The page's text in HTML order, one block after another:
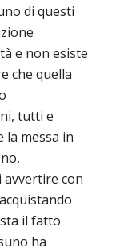
di questi
e non esiste
che quella
tutti e
la messa in
con
il fatto
ha